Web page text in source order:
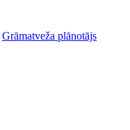
Grāmatveža plānotājs